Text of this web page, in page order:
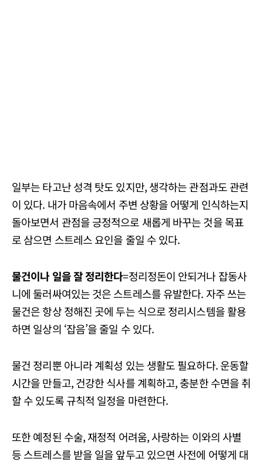
일부는 타고난 성격 탓도 있지만, 생각하는 관점과도 관련
이 있다. 내가 마음속에서 주변 상황을 어떻게 인식하는지
돌아보면서 관점을 긍정적으로 새롭게 바꾸는 것을 목표
로 삼으면 스트레스 요인을 줄일 수 있다.
물건이나 일을 잘 정리한다=정리정돈이 안되거나 잡동사
니에 둘러싸여있는 것은 스트레스를 유발한다. 자주 쓰는
물건은 항상 정해진 곳에 두는 식으로 정리시스템을 활용
하면 일상의 ‘잡음’을 줄일 수 있다.
물건 정리뿐 아니라 계획성 있는 생활도 필요하다. 운동할
시간을 만들고, 건강한 식사를 계획하고, 충분한 수면을 취
할 수 있도록 규칙적 일정을 마련한다.
또한 예정된 수술, 재정적 어려움, 사랑하는 이와의 사별
등 스트레스를 받을 일을 앞두고 있으면 사전에 어떻게 대